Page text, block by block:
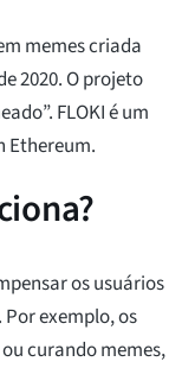
memes criada
2020. O projeto
FLOKI é um
Ethereum.
os usuários
exemplo, os
curando memes,